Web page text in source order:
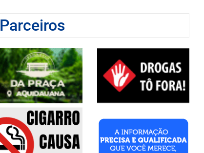
Parceiros